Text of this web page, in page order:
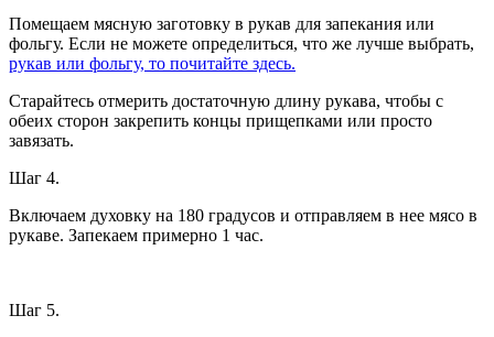
Помещаем мясную заготовку в рукав для запекания или
фольгу. Если не можете определиться, что же лучше выбрать,
рукав или фольгу, то почитайте здесь.
Старайтесь отмерить достаточную длину рукава, чтобы с
обеих сторон закрепить концы прищепками или просто
завязать.
Шаг 4.
Включаем духовку на 180 градусов и отправляем в нее мясо в
рукаве. Запекаем примерно 1 час.
Шаг 5.